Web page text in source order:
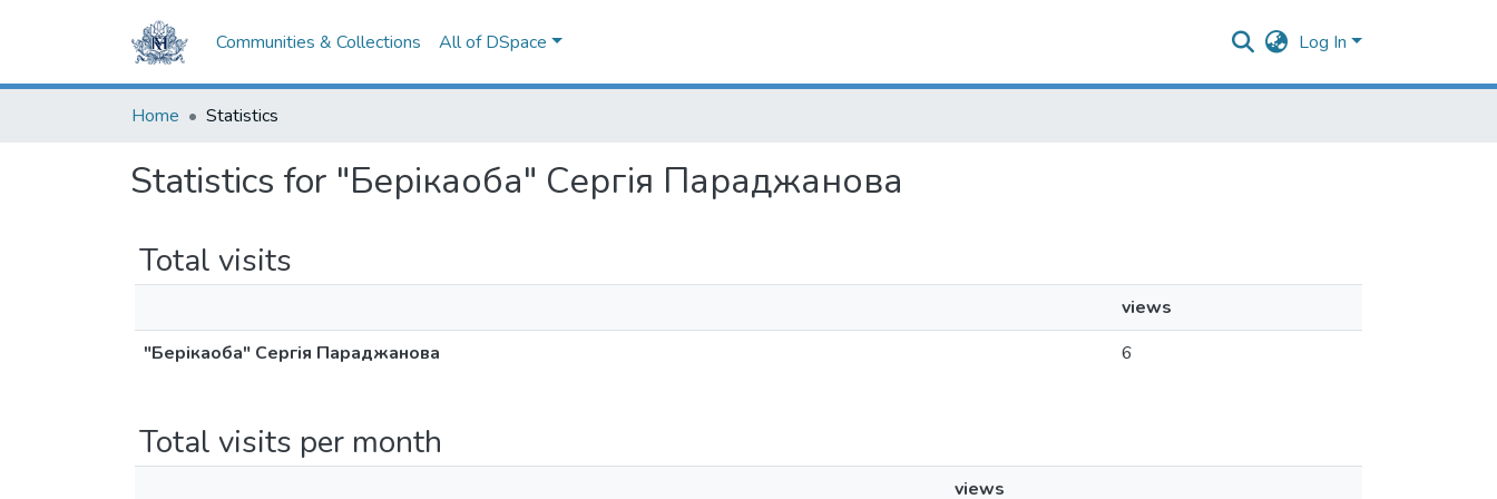
Communities & Collections All of DSpace Log In
Home Statistics
Statistics for "Берікаоба" Сергія Параджанова
Total visits
views
"Берікаоба" Сергія Параджанова
6
Total visits per month
views